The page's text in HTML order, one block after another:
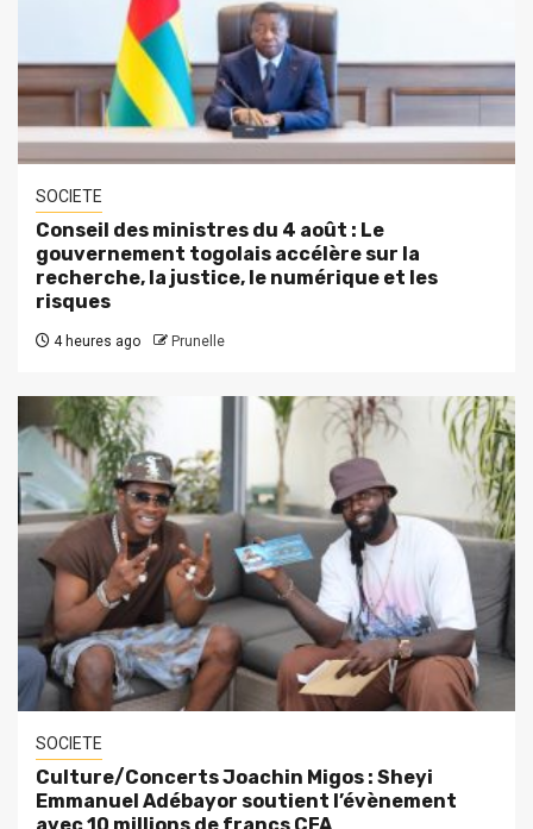
SOCIETE
Conseil des ministres du 4 août : Le
gouvernement togolais accélère sur la
recherche, la justice, le numérique et les
risques
4 heures ago Prunelle
SOCIETE
Culture/Concerts Joachin Migos : Sheyi
Emmanuel Adébayor soutient l’évènement